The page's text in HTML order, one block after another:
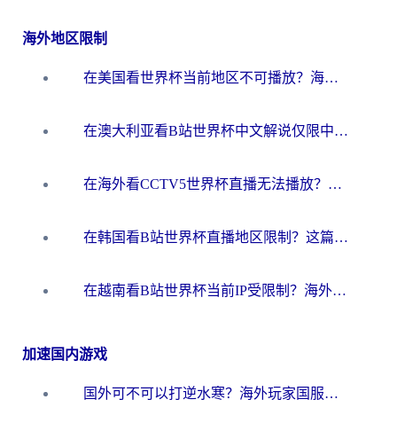
海外地区限制
在美国看世界杯当前地区不可播放？海外党体育观赛终极指南来了！
在澳大利亚看B站世界杯中文解说仅限中国大陆？这篇指南帮你打破限制看遍赛事
在海外看CCTV5世界杯直播无法播放？这篇指南让你和国内球迷同步呐喊
在韩国看B站世界杯直播地区限制？这篇指南让你告别“当前地区不可播放”
在越南看B站世界杯当前IP受限制？海外党体育观赛终极指南来了
加速国内游戏
国外可不可以打逆水寒？海外玩家国服畅玩终极指南（附漫威荒野乱斗加速方案）